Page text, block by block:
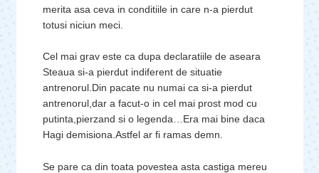
merita asa ceva in conditiile in care n-a pierdut
totusi niciun meci.
Cel mai grav este ca dupa declaratiile de aseara
Steaua si-a pierdut indiferent de situatie
antrenorul.Din pacate nu numai ca si-a pierdut
antrenorul,dar a facut-o in cel mai prost mod cu
putinta,pierzand si o legenda…Era mai bine daca
Hagi demisiona.Astfel ar fi ramas demn.
Se pare ca din toata povestea asta castiga mereu